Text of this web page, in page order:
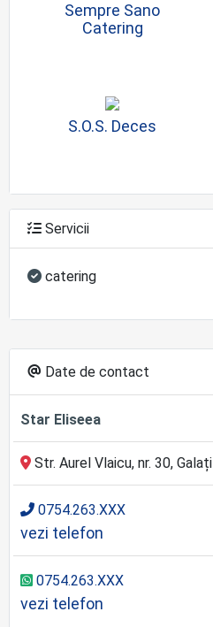
Sempre Sano
Catering
S.O.S. Deces
Servicii
catering
Date de contact
Star Eliseea
Str. Aurel Vlaicu, nr. 30, Galați
0754.263.XXX
vezi telefon
0754.263.XXX
vezi telefon